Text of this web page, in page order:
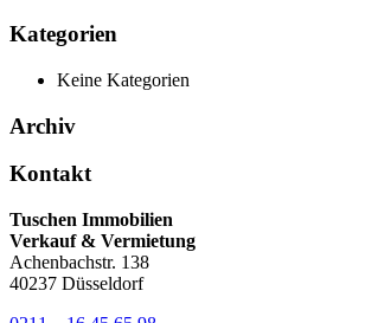
Kategorien
Keine Kategorien
Archiv
Kontakt
Tuschen Immobilien
Verkauf & Vermietung
Achenbachstr. 138
40237 Düsseldorf